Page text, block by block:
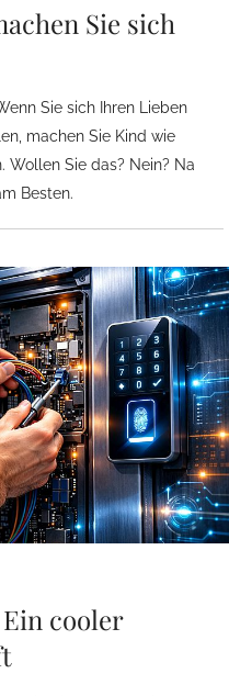
Sie sich
Sie sich Ihren Lieben
machen Sie Kind wie
Wollen Sie das? Nein? Na
Besten.
cooler